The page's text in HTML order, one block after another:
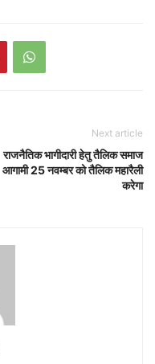
Next article
राजनैतिक भागीदारी हेतु तैलिक समाज
आगामी 25 नवम्बर को तैलिक महारैली
करेगा